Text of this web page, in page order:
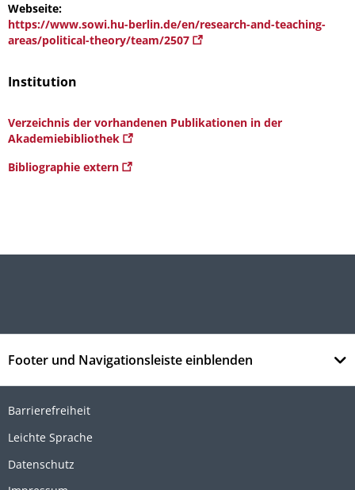
Webseite:
https://www.sowi.hu-berlin.de/en/research-and-teaching-
areas/political-theory/team/2507
Institution
Verzeichnis der vorhandenen Publikationen in der
Akademiebibliothek
Bibliographie extern
Footer und Navigationsleiste einblenden
Barrierefreiheit
Leichte Sprache
Datenschutz